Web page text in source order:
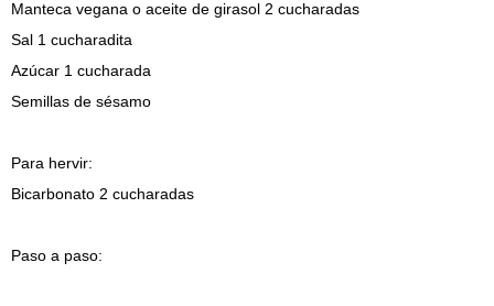
Manteca vegana o aceite de girasol 2 cucharadas
Sal 1 cucharadita
Azúcar 1 cucharada
Semillas de sésamo
Para hervir:
Bicarbonato 2 cucharadas
Paso a paso: